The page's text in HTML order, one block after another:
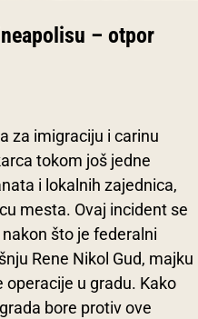
– otpor
za imigraciju i carinu
tokom još jedne
i lokalnih zajednica,
mesta. Ovaj incident se
što je federalni
Rene Nikol Gud, majku
u gradu. Kako
bore protiv ove